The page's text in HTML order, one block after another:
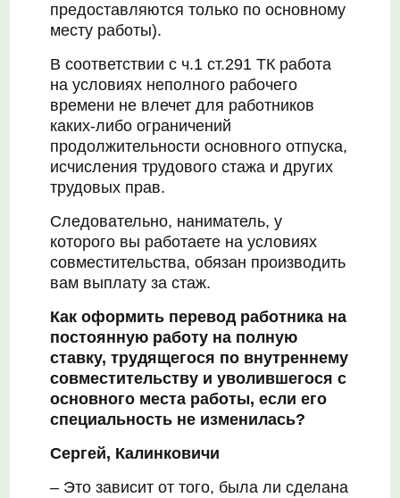
предоставляются только по основному
месту работы).
В соответствии с ч.1 ст.291 ТК работа
на условиях неполного рабочего
времени не влечет для работников
каких-либо ограничений
продолжительности основного отпуска,
исчисления трудового стажа и других
трудовых прав.
Следовательно, наниматель, у
которого вы работаете на условиях
совместительства, обязан производить
вам выплату за стаж.
Как оформить перевод работника на
постоянную работу на полную
ставку, трудящегося по внутреннему
совместительству и уволившегося с
основного места работы, если его
специальность не изменилась?
Сергей, Калинковичи
– Это зависит от того, была ли сделана